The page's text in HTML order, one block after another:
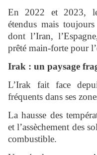
En 2022 et 2023,
étendus mais
dont l’Iran,
prêté main-forte pour
Irak : un paysage
L’Irak fait face
fréquents dans ses
La hausse des
et l’assèchement des
combustible.